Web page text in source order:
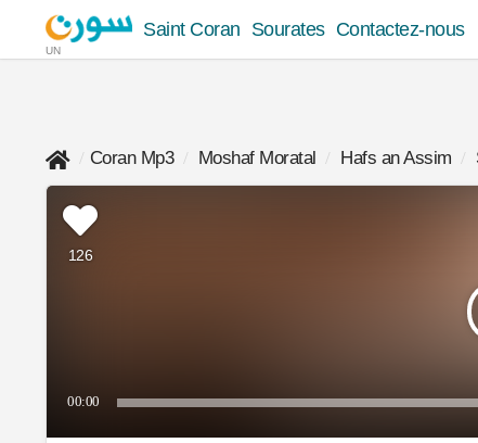
UN
Saint Coran Sourates Contactez-nous
Coran Mp3 Moshaf Moratal Hafs an Assim
126
00:00